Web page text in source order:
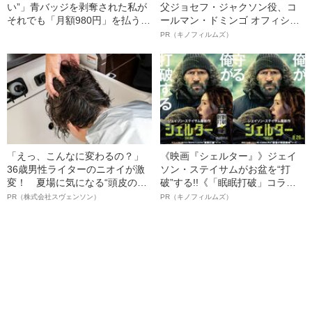
い”」青バッジを剥奪された私が
それでも「月額980円」を払う理
父ジョセフ・ジャクソン役、コ
ールマン・ドミンゴ オフィシャ
ルインタビュー“観客を魅了した
語る”《日本興収70億円突破》
PR（キノフィルムズ）
「えっ、こんなに変わるの？」
36歳男性ライターのニオイが激
変！ 夏場に気になる“頭皮のニ
オイ”や“ベタつき”を解消す
PR（株式会社スヴェンソン）
《映画『シェルター』》ジェイ
ソン・ステイサムがお盆を“打
破”する!!《「眠眠打破」コラ
ボ》
PR（キノフィルムズ）